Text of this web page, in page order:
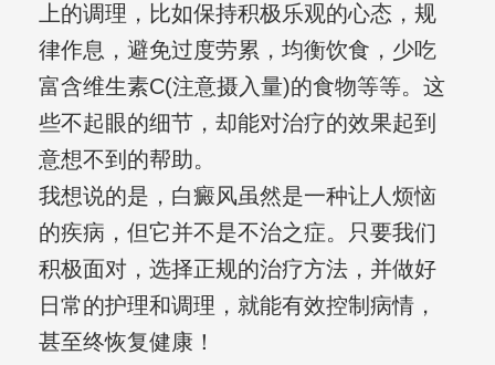
上的调理，比如保持积极乐观的心态，规
律作息，避免过度劳累，均衡饮食，少吃
富含维生素C(注意摄入量)的食物等等。这
些不起眼的细节，却能对治疗的效果起到
意想不到的帮助。
我想说的是，白癜风虽然是一种让人烦恼
的疾病，但它并不是不治之症。只要我们
积极面对，选择正规的治疗方法，并做好
日常的护理和调理，就能有效控制病情，
甚至终恢复健康！